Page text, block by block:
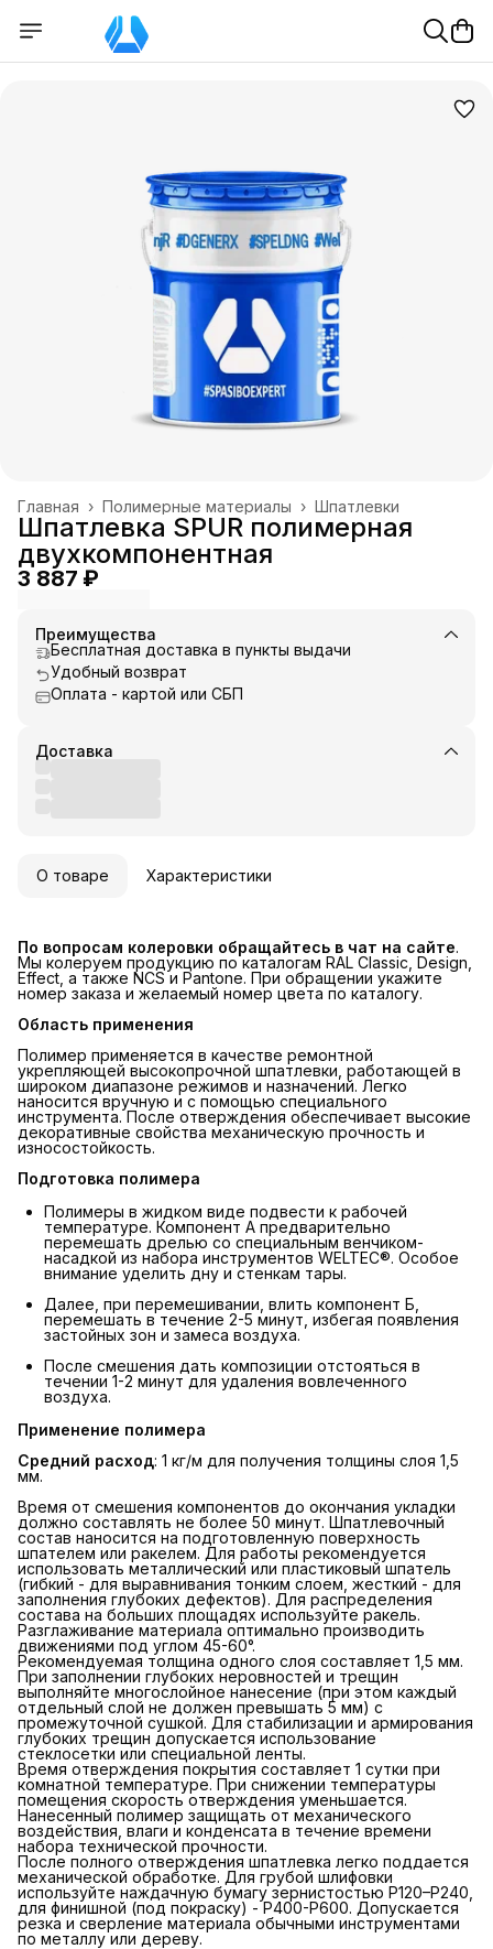
Шпатлевки
Полимерные материалы ›
Главная ›
Шпатлевка SPUR полимерная
двухкомпонентная
3 887 ₽
Преимущества
Бесплатная доставка в пункты выдачи
Удобный возврат
Оплата - картой или СБП
Доставка
О товаре Характеристики
По вопросам колеровки обращайтесь в чат на сайте.
Мы колеруем продукцию по каталогам RAL Classic, Design,
Effect, а также NCS и Pantone. При обращении укажите
номер заказа и желаемый номер цвета по каталогу.
Область применения
Полимер применяется в качестве ремонтной
укрепляющей высокопрочной шпатлевки, работающей в
широком диапазоне режимов и назначений. Легко
наносится вручную и с помощью специального
инструмента. После отверждения обеспечивает высокие
декоративные свойства механическую прочность и
износостойкость.
Подготовка полимера
Полимеры в жидком виде подвести к рабочей
температуре. Компонент А предварительно
перемешать дрелью со специальным венчиком-
насадкой из набора инструментов WELTEC®. Особое
внимание уделить дну и стенкам тары.
Далее, при перемешивании, влить компонент Б,
перемешать в течение 2-5 минут, избегая появления
застойных зон и замеса воздуха.
После смешения дать композиции отстояться в
течении 1-2 минут для удаления вовлеченного
воздуха.
Применение полимера
Средний расход: 1 кг/м для получения толщины слоя 1,5
мм.
Время от смешения компонентов до окончания укладки
должно составлять не более 50 минут. Шпатлевочный
состав наносится на подготовленную поверхность
шпателем или ракелем. Для работы рекомендуется
использовать металлический или пластиковый шпатель
(гибкий - для выравнивания тонким слоем, жесткий - для
заполнения глубоких дефектов). Для распределения
состава на больших площадях используйте ракель.
Разглаживание материала оптимально производить
движениями под углом 45-60°.
Рекомендуемая толщина одного слоя составляет 1,5 мм.
При заполнении глубоких неровностей и трещин
выполняйте многослойное нанесение (при этом каждый
отдельный слой не должен превышать 5 мм) с
промежуточной сушкой. Для стабилизации и армирования
глубоких трещин допускается использование
стеклосетки или специальной ленты.
Время отверждения покрытия составляет 1 сутки при
комнатной температуре. При снижении температуры
помещения скорость отверждения уменьшается.
Нанесенный полимер защищать от механического
воздействия, влаги и конденсата в течение времени
набора технической прочности.
После полного отверждения шпатлевка легко поддается
механической обработке. Для грубой шлифовки
используйте наждачную бумагу зернистостью P120–P240,
для финишной (под покраску) - P400-P600. Допускается
резка и сверление материала обычными инструментами
по металлу или дереву.